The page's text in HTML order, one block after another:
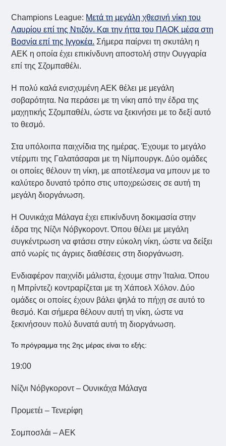
Champions League: Μετά τη μεγάλη χθεσινή νίκη του
Λαυρίου επί της Ντιζόν. Και την ήττα του ΠΑΟΚ μέσα στη
Βοσνία επί της Ιγγοκέα. Σήμερα παίρνει τη σκυτάλη η
ΑΕΚ η οποία έχει επικίνδυνη αποστολή στην Ουγγαρία
επί της Σζομπαθέλι.
Η πολύ καλά ενισχυμένη ΑΕΚ θέλει με μεγάλη
σοβαρότητα. Να περάσει με τη νίκη από την έδρα της
μαχητικής Σζομπαθέλι, ώστε να ξεκινήσει με το δεξί αυτό
το θεσμό.
Στα υπόλοιπα παιχνίδια της ημέρας. Έχουμε το μεγάλο
ντέρμπι της Γαλατάσαραι με τη Νίμπουργκ. Δύο ομάδες
οι οποίες θέλουν τη νίκη, με αποτέλεσμα να μπουν με το
καλύτερο δυνατό τρόπο στις υποχρεώσεις σε αυτή τη
μεγάλη διοργάνωση.
Η Ουνικάχα Μάλαγα έχει επικίνδυνη δοκιμασία στην
έδρα της Νίζνι Νόβγκοροντ. Όπου θέλει με μεγάλη
συγκέντρωση να φτάσει στην εύκολη νίκη, ώστε να δείξει
από νωρίς τις άγριες διαθέσεις στη διοργάνωση.
Ενδιαφέρον παιχνίδι μάλιστα, έχουμε στην Ίταλια. Όπου
η Μπρίντεζι κοντραρίζεται με τη Χάποελ Χόλον. Δύο
ομάδες οι οποίες έχουν βάλει ψηλά το πήχη σε αυτό το
θεσμό. Και σήμερα θέλουν αυτή τη νίκη, ώστε να
ξεκινήσουν πολύ δυνατά αυτή τη διοργάνωση.
Το πρόγραμμα της 2ης μέρας είναι το εξής:
19:00
Νίζνι Νόβγκοροντ – Ουνικάχα Μάλαγα
Προμετέι – Τενερίφη
Σομποσλάι – ΑΕΚ